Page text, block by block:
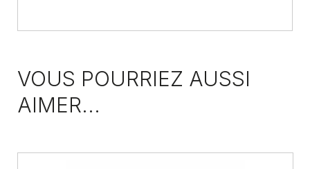
VOUS POURRIEZ AUSSI
AIMER...